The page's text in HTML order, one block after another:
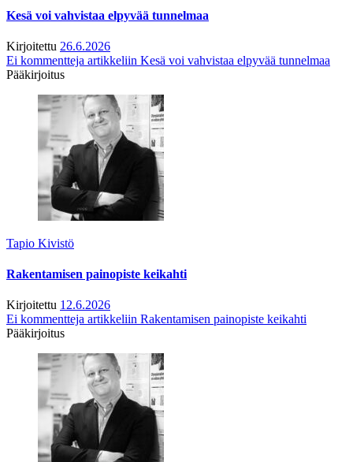
Kesä voi vahvistaa elpyvää tunnelmaa
Kirjoitettu 26.6.2026
Ei kommentteja artikkeliin Kesä voi vahvistaa elpyvää tunnelmaa
Pääkirjoitus
Tapio Kivistö
Rakentamisen painopiste keikahti
Kirjoitettu 12.6.2026
Ei kommentteja artikkeliin Rakentamisen painopiste keikahti
Pääkirjoitus